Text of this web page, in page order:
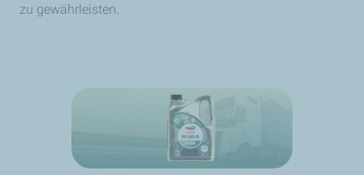
zu gewährleisten.